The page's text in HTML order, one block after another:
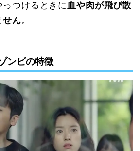
っつけるときに血や肉が飛び散
せん。
ンビの特徴